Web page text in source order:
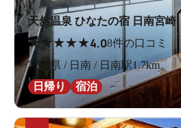
天然温泉 ひなたの宿 日南宮崎
★★★★★4.08件の口コミ
宮崎県 / 日南 / 日南駅1.7km
日帰り
宿泊